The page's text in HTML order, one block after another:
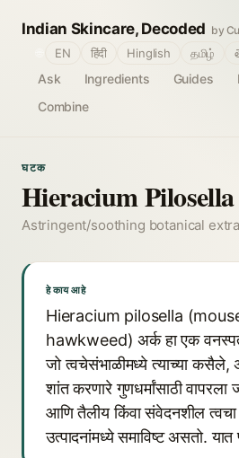
Indian Skincare, Decoded by
Ask Ingredients Guides
Combine
EN हिंदी Hinglish தமிழ்
घटक
Hieracium
Astringent/soothing botanical
हे काय आहे
Hieracium pilosella
hawkweed) अर्क हा एक
जो त्वचेसंभाळीमध्ये त्याच्या
शांत करणारे गुणधर्मांसाठी वापरला
आणि तैलीय किंवा संवेदनशील त्वचा
उत्पादनांमध्ये समाविष्ट असतो.